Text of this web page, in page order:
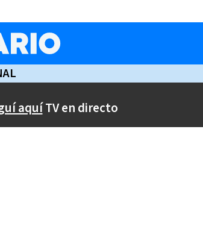
aquíTV en directo